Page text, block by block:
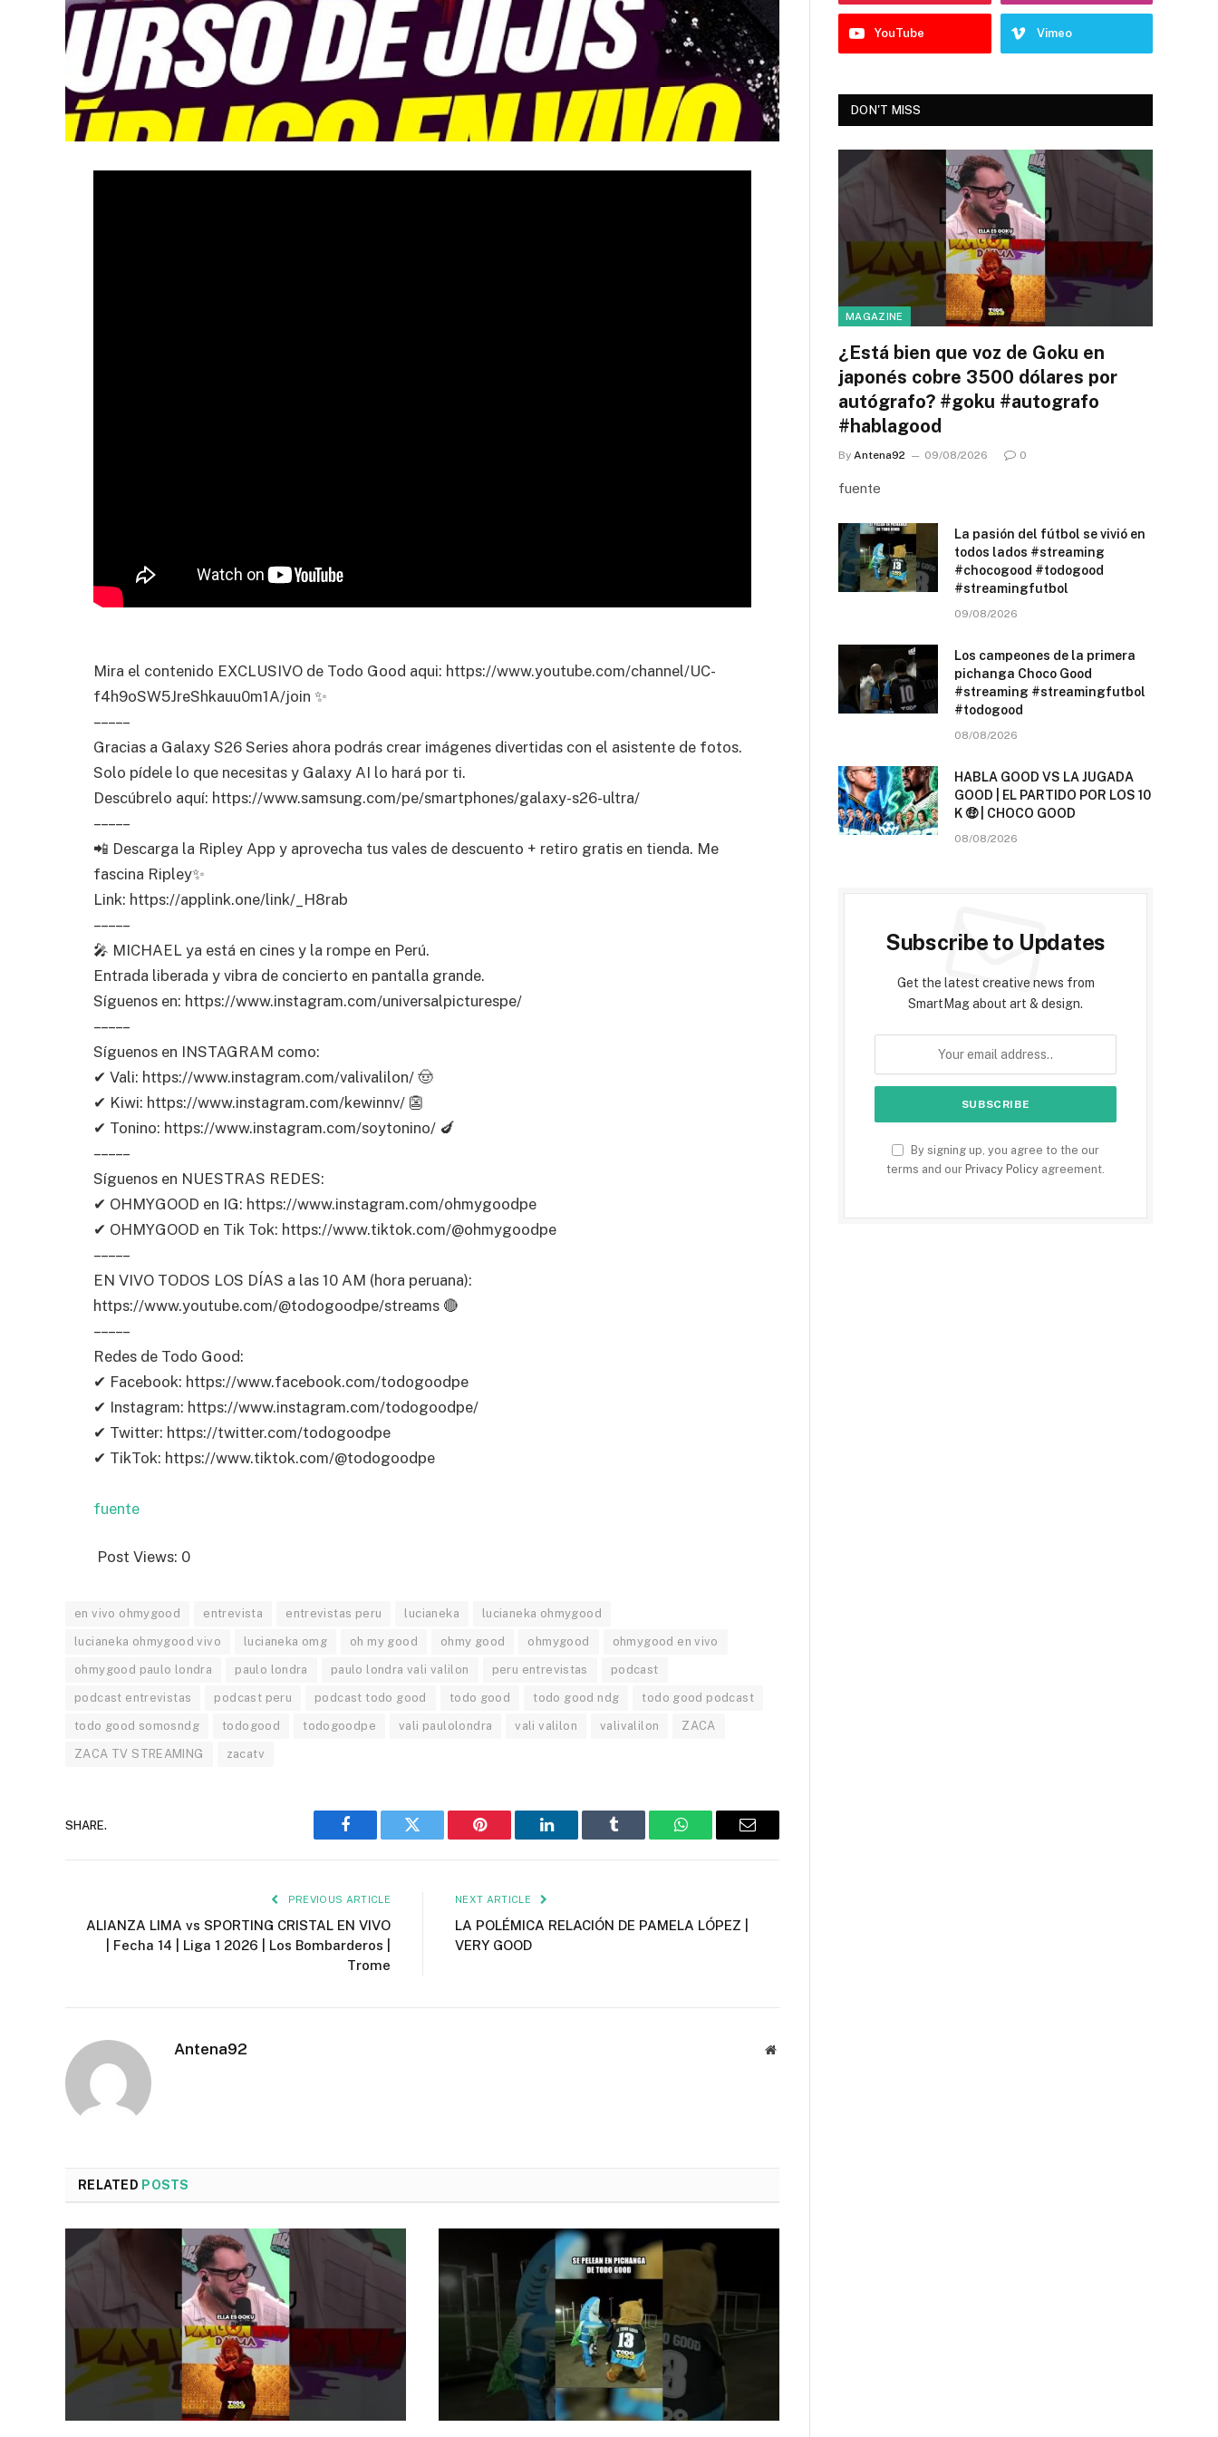
Mira el contenido EXCLUSIVO de Todo Good aqui: https://www.youtube.com/channel/UC-
f4h9oSW5JreShkauu0m1A/join ✨
– – – – –
Gracias a Galaxy S26 Series ahora podrás crear imágenes divertidas con el asistente de fotos.
Solo pídele lo que necesitas y Galaxy AI lo hará por ti.
Descúbrelo aquí: https://www.samsung.com/pe/smartphones/galaxy-s26-ultra/
– – – – –
📲 Descarga la Ripley App y aprovecha tus vales de descuento + retiro gratis en tienda. Me
fascina Ripley✨
Link: https://applink.one/link/_H8rab
– – – – –
🎤 MICHAEL ya está en cines y la rompe en Perú.
Entrada liberada y vibra de concierto en pantalla grande.
Síguenos en: https://www.instagram.com/universalpicturespe/
– – – – –
Síguenos en INSTAGRAM como:
✔ Vali: https://www.instagram.com/valivalilon/ 🤠
✔ Kiwi: https://www.instagram.com/kewinnv/ 👺
✔ Tonino: https://www.instagram.com/soytonino/ 🍆
– – – – –
Síguenos en NUESTRAS REDES:
✔ OHMYGOOD en IG: https://www.instagram.com/ohmygoodpe
✔ OHMYGOOD en Tik Tok: https://www.tiktok.com/@ohmygoodpe
– – – – –
EN VIVO TODOS LOS DÍAS a las 10 AM (hora peruana):
https://www.youtube.com/@todogoodpe/streams 🔴
– – – – –
Redes de Todo Good:
✔ Facebook: https://www.facebook.com/todogoodpe
✔ Instagram: https://www.instagram.com/todogoodpe/
✔ Twitter: https://twitter.com/todogoodpe
✔ TikTok: https://www.tiktok.com/@todogoodpe
fuente
Post Views: 0
en vivo ohmygood entrevista entrevistas peru lucianeka lucianeka ohmygood
lucianeka ohmygood vivo lucianeka omg oh my good ohmy good ohmygood ohmygood en vivo
ohmygood paulo londra paulo londra paulo londra vali valilon peru entrevistas podcast
podcast entrevistas podcast peru podcast todo good todo good todo good ndg todo good podcast
todo good somosndg todogood todogoodpe vali paulolondra vali valilon valivalilon ZACA
ZACA TV STREAMING zacatv
SHARE.
Facebook Twitter Pinterest LinkedIn Tumblr WhatsAppEmail
PREVIOUS ARTICLE
ALIANZA LIMA vs SPORTING CRISTAL EN VIVO
| Fecha 14 | Liga 1 2026 | Los Bombarderos |
Trome
NEXT ARTICLE
LA POLÉMICA RELACIÓN DE PAMELA LÓPEZ |
VERY GOOD
Antena92 Website
RELATED POSTS
YouTube Vimeo
DON'T MISS
MAGAZINE
¿Está bien que voz de Goku en
japonés cobre 3500 dólares por
autógrafo? #goku #autografo
#hablagood
By Antena92 09/08/2026 0
fuente
La pasión del fútbol se vivió en
todos lados #streaming
#chocogood #todogood
#streamingfutbol
09/08/2026
Los campeones de la primera
pichanga Choco Good
#streaming #streamingfutbol
#todogood
08/08/2026
HABLA GOOD VS LA JUGADA
GOOD | EL PARTIDO POR LOS 10
K 🤑 | CHOCO GOOD
08/08/2026
Subscribe to Updates
Get the latest creative news from
SmartMag about art & design.
By signing up, you agree to the our
terms and our Privacy Policy agreement.